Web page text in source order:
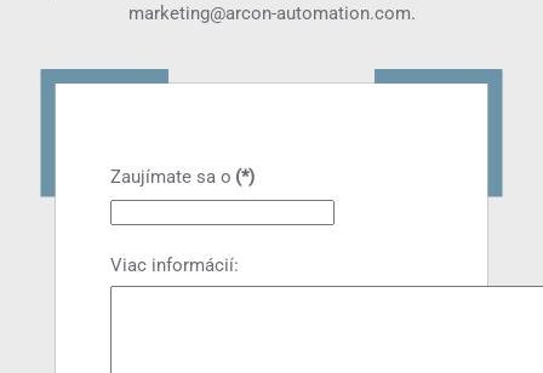
marketing@arcon-automation.com.
Zaujímate sa o (*)
Viac informácií: